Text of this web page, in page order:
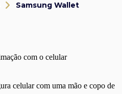
Samsung Wallet